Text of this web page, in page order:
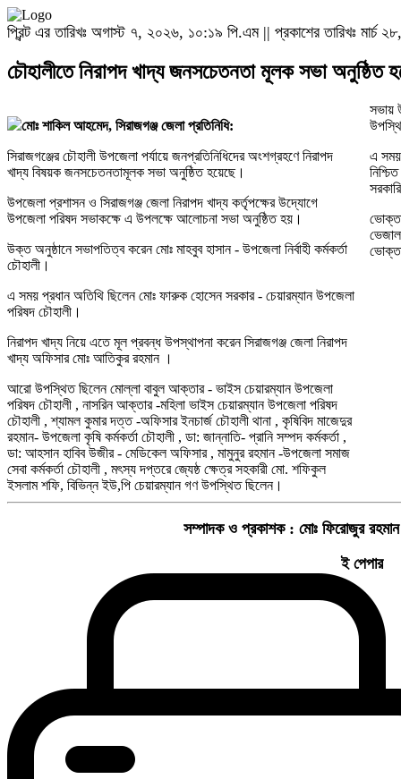
প্রিন্ট এর তারিখঃ অগাস্ট ৭, ২০২৬, ১০:১৯ পি.এম || প্রকাশের তারিখঃ মার্চ
চৌহালীতে নিরাপদ খাদ্য জনসচেতনতা মূলক সভা অনুষ্ঠিত
মোঃ শাকিল আহমেদ, সিরাজগঞ্জ জেলা প্রতিনিধি:
সিরাজগঞ্জের চৌহালী উপজেলা পর্যায়ে জনপ্রতিনিধিদের অংশগ্রহণে নিরাপদ
খাদ্য বিষয়ক জনসচেতনতামূলক সভা অনুষ্ঠিত হয়েছে।
উপজেলা প্রশাসন ও সিরাজগঞ্জ জেলা নিরাপদ খাদ্য কর্তৃপক্ষের উদ্যোগে
উপজেলা পরিষদ সভাকক্ষে এ উপলক্ষে আলোচনা সভা অনুষ্ঠিত হয়।
উক্ত অনুষ্ঠানে সভাপতিত্ব করেন মোঃ মাহবুব হাসান - উপজেলা নির্বাহী কর্মকর্তা
চৌহালী।
এ সময় প্রধান অতিথি ছিলেন মোঃ ফারুক হোসেন সরকার - চেয়ারম্যান উপজেলা
পরিষদ চৌহালী।
নিরাপদ খাদ্য নিয়ে এতে মূল প্রবন্ধ উপস্থাপনা করেন সিরাজগঞ্জ জেলা নিরাপদ
খাদ্য অফিসার মোঃ আতিকুর রহমান ।
আরো উপস্থিত ছিলেন মোল্লা বাবুল আক্তার - ভাইস চেয়ারম্যান উপজেলা
পরিষদ চৌহালী , নাসরিন আক্তার -মহিলা ভাইস চেয়ারম্যান উপজেলা পরিষদ
চৌহালী , শ্যামল কুমার দত্ত -অফিসার ইনচার্জ চৌহালী থানা , কৃষিবিদ মাজেদুর
রহমান- উপজেলা কৃষি কর্মকর্তা চৌহালী , ডা: জান্নাতি- প্রানি সম্পদ কর্মকর্তা ,
ডা: আহসান হাবিব উজীর - মেডিকেল অফিসার , মামুনুর রহমান -উপজেলা সমাজ
সেবা কর্মকর্তা চৌহালী , মৎস্য দপ্তরে জ্যেষ্ঠ ক্ষেত্র সহকারী মো. শফিকুল
ইসলাম শফি, বিভিন্ন ইউ,পি চেয়ারম্যান গণ উপস্থিত ছিলেন।
সভায়
এ সময়
সম্পাদক ও প্রকাশক : মোঃ ফিরোজুর রহমান
ই পেপার